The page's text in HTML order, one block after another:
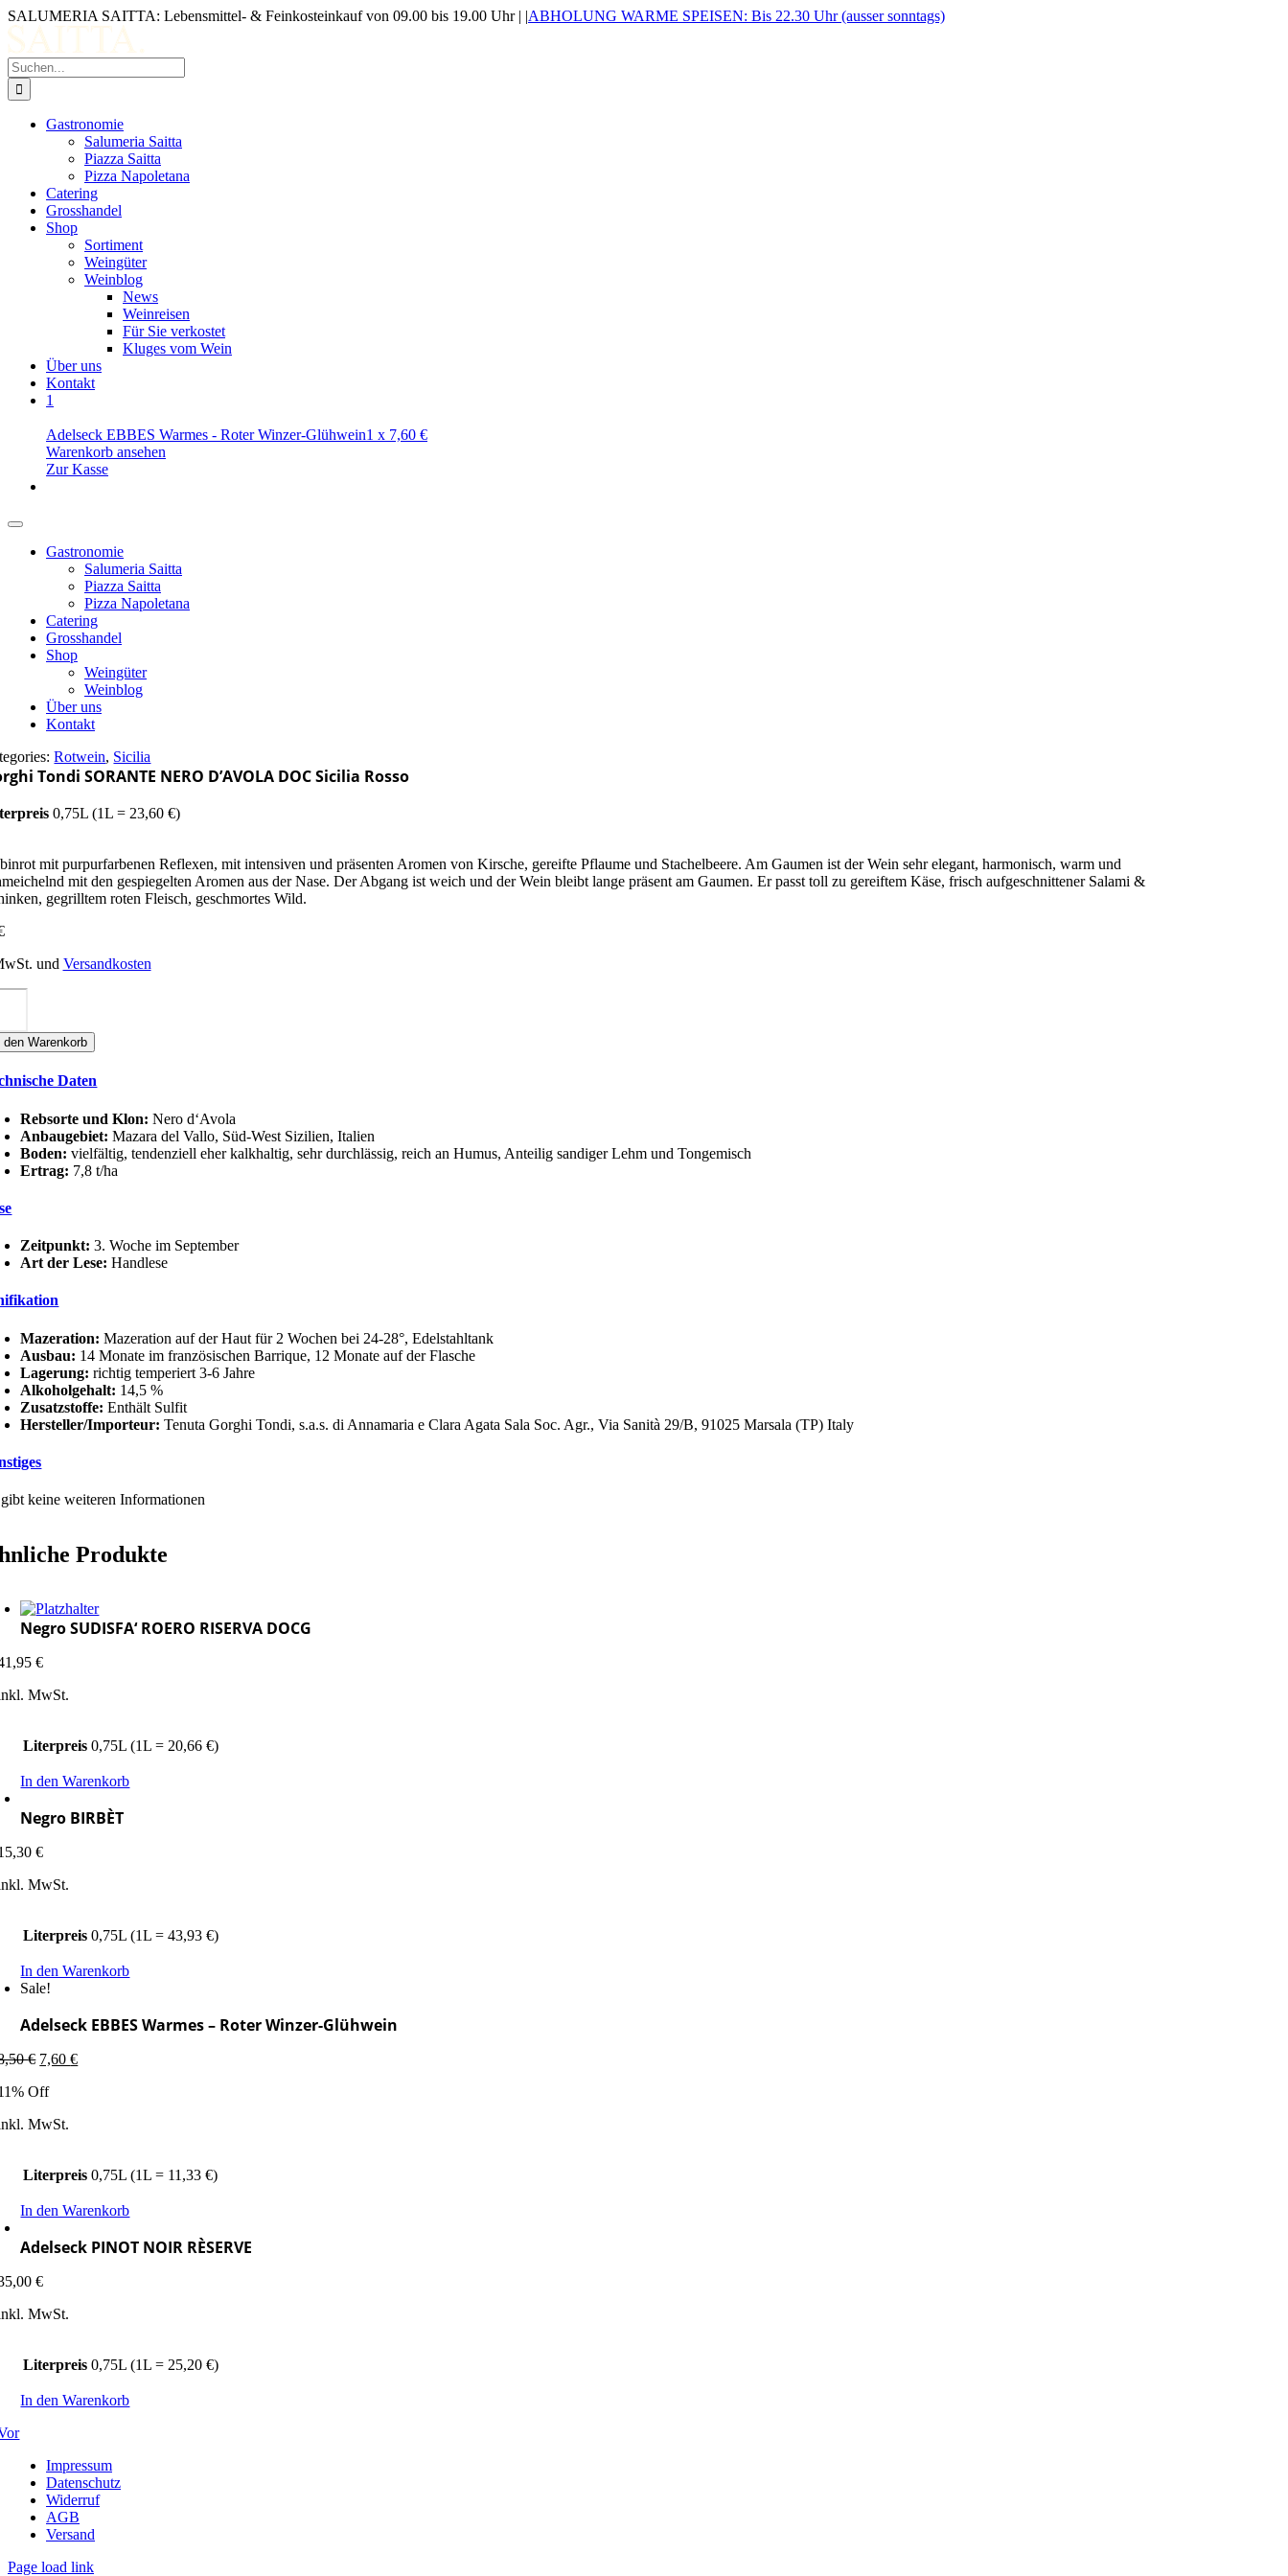
Zum
Inhalt
springen
SALUMERIA SAITTA: Lebensmittel- & Feinkosteinkauf von 09.00 bis 19.00 Uhr | |ABHOLUNG WARME SPEISEN: Bis 22.30 Uhr (ausser sonntags)
Suche
nach:
Gastronomie
Salumeria Saitta
Piazza Saitta
Pizza Napoletana
Catering
Grosshandel
Shop
Sortiment
Weingüter
Weinblog
News
Weinreisen
Für Sie verkostet
Kluges vom Wein
Über uns
Kontakt
1
Adelseck EBBES Warmes - Roter Winzer-Glühwein1 x 7,60 €
Warenkorb ansehen
Zur Kasse
Gastronomie
Salumeria Saitta
Piazza Saitta
Pizza Napoletana
Catering
Grosshandel
Shop
Weingüter
Weinblog
Über uns
Kontakt
Rotwein, Sicilia
Tondi SORANTE NERO D’AVOLA DOC Sicilia Rosso
0,75L (1L = 23,60 €)
mit purpurfarbenen Reflexen, mit intensiven und präsenten Aromen von Kirsche, gereifte Pflaume und Stachelbeere. Am Gaumen ist der Wein sehr elegant, harmonisch, warm und
mit den gespiegelten Aromen aus der Nase. Der Abgang ist weich und der Wein bleibt lange präsent am Gaumen. Er passt toll zu gereiftem Käse, frisch aufgeschnittener Salami &
gegrilltem roten Fleisch, geschmortes Wild.
und Versandkosten
den Warenkorb
Daten
Rebsorte und Klon: Nero d‘Avola
Anbaugebiet: Mazara del Vallo, Süd-West Sizilien, Italien
Boden:vielfältig, tendenziell eher kalkhaltig, sehr durchlässig, reich an Humus, Anteilig sandiger Lehm und Tongemisch
Ertrag: 7,8 t/ha
Zeitpunkt:3. Woche im September
Art der Lese:Handlese
Mazeration:Mazeration auf der Haut für 2 Wochen bei 24-28°, Edelstahltank
Ausbau: 14 Monate im französischen Barrique, 12 Monate auf der Flasche
Lagerung: richtig temperiert 3-6 Jahre
Alkoholgehalt: 14,5 %
Zusatzstoffe:Enthält Sulfit
Hersteller/Importeur: Tenuta Gorghi Tondi, s.a.s. di Annamaria e Clara Agata Sala Soc. Agr., Via Sanità 29/B, 91025 Marsala (TP) Italy
keine weiteren Informationen
Produkte
Negro SUDISFA‘ ROERO RISERVA DOCG
€
MwSt.
Literpreis 0,75L (1L = 20,66 €)
In den Warenkorb
Negro BIRBÈT
€
MwSt.
Literpreis 0,75L (1L = 43,93 €)
In den Warenkorb
Sale!
Adelseck EBBES Warmes – Roter Winzer-Glühwein
€ Ursprünglicher
war:
7,60€Aktueller
Off
MwSt.
Literpreis 0,75L (1L = 11,33 €)
In den Warenkorb
Adelseck PINOT NOIR RÈSERVE
€
MwSt.
Literpreis 0,75L (1L = 25,20 €)
In den Warenkorb
Impressum
Datenschutz
Widerruf
AGB
Versand
Page load link